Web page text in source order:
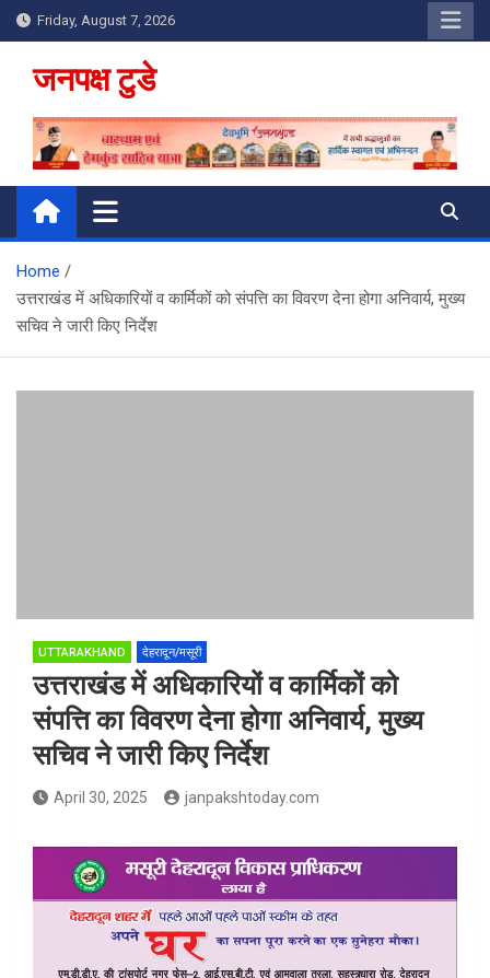
Skip
to
content
Friday, August 7, 2026
जनपक्ष टुडे
Home
उत्तराखंड में अधिकारियों व कार्मिकों को संपत्ति का विवरण देना होगा अनिवार्य, मुख्य
सचिव ने जारी किए निर्देश
UTTARAKHAND देहरादून/मसूरी
उत्तराखंड में अधिकारियों व कार्मिकों को
संपत्ति का विवरण देना होगा अनिवार्य, मुख्य
सचिव ने जारी किए निर्देश
April 30, 2025 janpakshtoday.com